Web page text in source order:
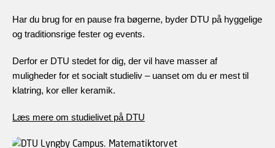
Har du brug for en pause fra bøgerne, byder DTU på hyggelige
og traditionsrige fester og events.
Derfor er DTU stedet for dig, der vil have masser af
muligheder for et socialt studieliv – uanset om du er mest til
klatring, kor eller keramik.
Læs mere om studielivet på DTU